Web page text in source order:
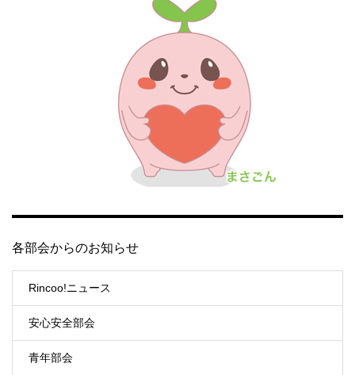
各部会からのお知らせ
Rincoo!ニュース
安心安全部会
青年部会